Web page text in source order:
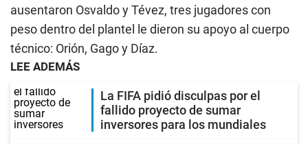
ausentaron Osvaldo y Tévez, tres jugadores con
peso dentro del plantel le dieron su apoyo al cuerpo
técnico: Orión, Gago y Díaz.
LEE ADEMÁS
La FIFA pidió disculpas por el
fallido proyecto de sumar
inversores para los mundiales